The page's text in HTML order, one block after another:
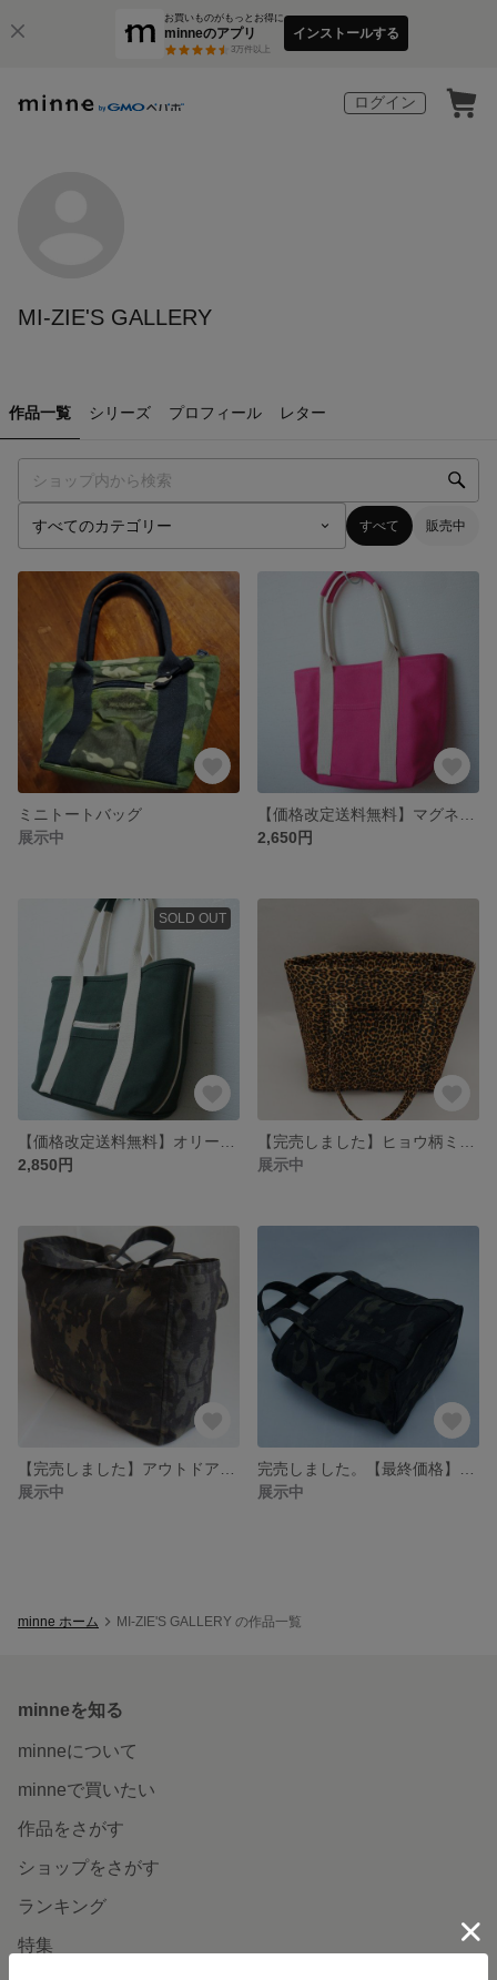
お買いものがもっとお得に
minneのアプリ
3万件以上
インストールする
ログイン
MI-ZIE'S GALLERY
作品一覧 シリーズ プロフィール レター
すべて 販売中
ミニトートバッグ
展示中
2,650円
SOLD OUT
2,850円
展示中
展示中
展示中
minne ホーム MI-ZIE'S GALLERY の作品一覧
minneを知る
minneについて
minneで買いたい
作品をさがす
ショップをさがす
ランキング
特集